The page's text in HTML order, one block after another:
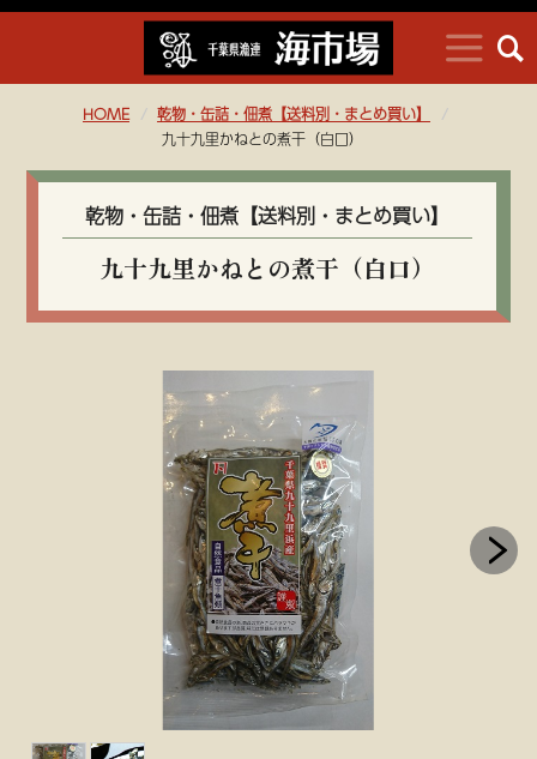
HOME
乾物・缶詰・佃煮【送料別・まとめ買い】
九十九里かねとの煮干（白口）
乾物・缶詰・佃煮【送料別・まとめ買い】
九十九里かねとの煮干（白口）